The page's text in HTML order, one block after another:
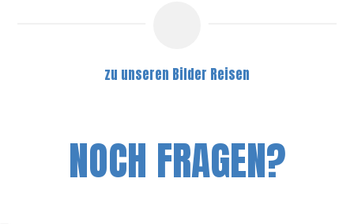
zu unseren Bilder Reisen
NOCH FRAGEN?